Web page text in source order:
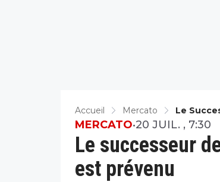
Accueil Mercato Le
Le successeur
est prévenu
MERCATO•20 JUIL. , 7:30